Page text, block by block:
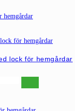
lock för hemgårdar